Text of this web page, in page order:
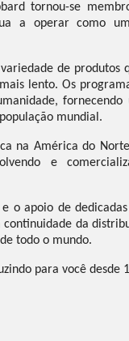
tornou-se
a operar como
de produtos
lento. Os
mundial.
na América do
e
o apoio de
da
todo o mundo.
para você desde